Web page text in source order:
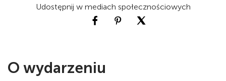
Udostępnij w mediach społecznościowych
O wydarzeniu